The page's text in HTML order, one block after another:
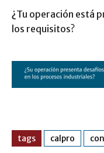
¿Tu operación está
los requisitos?
tags calpro